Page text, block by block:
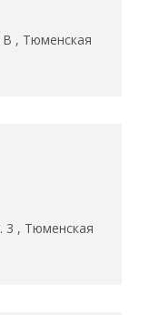
В , Тюменская
3 , Тюменская